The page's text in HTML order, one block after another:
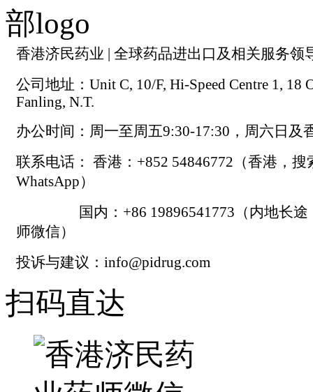
香港济民药业 | 全球药品进出口及相关服务领
公司地址：Unit C, 10/F, Hi-Speed Centre 1, 18
Fanling, N.T.
办公时间：周一至周五9:30-17:30，周六日及
联系电话： 香港：+852 54846772（香港，搜
WhatsApp）
国内：+86 19896541773（内地长途
师微信）
投诉与建议：info@pidrug.com
扫码直达